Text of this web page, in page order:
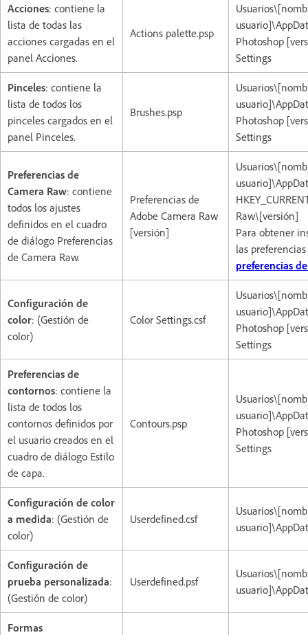
Acciones: contiene la
lista de todas las
acciones cargadas en el
panel Acciones.
Actions palette.psp
Photoshop
Settings
Pinceles: contiene la
lista de todos los
pinceles cargados en el
panel Pinceles.
Brushes.psp
Photoshop
Settings
Preferencias de
Camera Raw: contiene
todos los ajustes
definidos en el cuadro
de diálogo Preferencias
de Camera Raw.
Preferencias de
Adobe Camera Raw
[versión]
Raw\[versión]
Para obtener
las
preferencias
Configuración de
color: (Gestión de
color)
Color Settings.csf
Photoshop
Settings
Preferencias de
contornos: contiene la
lista de todos los
contornos definidos por
el usuario creados en el
cuadro de diálogo Estilo
de capa.
Contours.psp
Photoshop
Settings
Configuración de color
a medida: (Gestión de
color)
Userdefined.csf
Configuración de
prueba personalizada:
(Gestión de color)
Userdefined.psf
Formas